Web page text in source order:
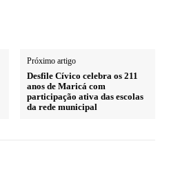
Próximo artigo
Desfile Cívico celebra os 211
anos de Maricá com
participação ativa das escolas
da rede municipal